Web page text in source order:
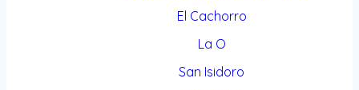
El Cachorro
La O
San Isidoro